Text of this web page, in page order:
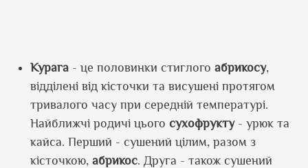
Курага - це половинки стиглого абрикосу,
відділені від кісточки та висушені протягом
тривалого часу при середній температурі.
Найближчі родичі цього сухофрукту- урюк та
кайса. Перший - сушений цілим, разом з
кісточкою, абрикос. Друга - також сушений